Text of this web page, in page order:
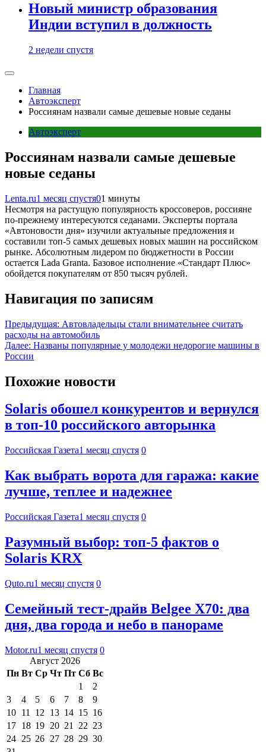
Новый министр образования
Индии вступил в должность
2 недели спустя
Главная
Автоэксперт
Россиянам назвали самые дешевые новые седаны
Автоэксперт
Россиянам назвали самые дешевые
новые седаны
Lenta.ru1 месяц спустя01 минуты
Несмотря на растущую популярность кроссоверов, россияне
по-прежнему интересуются седанами. Эксперты портала
«Автоновости дня» изучили актуальные предложения и
составили топ-5 самых дешевых новых машин на российском
рынке. Абсолютным лидером по бюджетности в России
остается Lada Granta. Базовое исполнение «Стандарт Плюс»
обойдется покупателям от 850 тысяч рублей.
Навигация по записям
Предыдущая: Автовладельцы стали внимательнее считать
расходы на автомобиль
Далее: Названы популярные у молодежи недорогие машины в
России
Похожие новости
Solaris обошел конкурентов и вернулся
в топ-10 российского авторынка
Российская Газета1 месяц спустя 0
Как выбрать ворота для гаража: какие
лучше, теплее и надежнее
Российская Газета1 месяц спустя 0
Разумный выбор: топ-5 фактов о
Solaris KRX
Quto.ru1 месяц спустя 0
Семейный тест-драйв Belgee X70: два
дня, два города и небо в панораме
Motor.ru1 месяц спустя 0
Август 2026
Пн Вт Ср Чт Пт Сб Вс
1
2
3
4 5 6 7 8
9
10 11 12 13 14 15 16
17 18 19 20 21 22 23
24 25 26 27 28 29 30